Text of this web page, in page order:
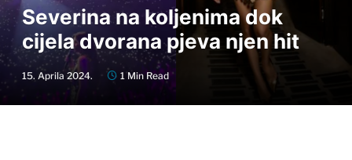
Severina na koljenima dok
cijela dvorana pjeva njen hit
15. Aprila 2024. 1 Min Read